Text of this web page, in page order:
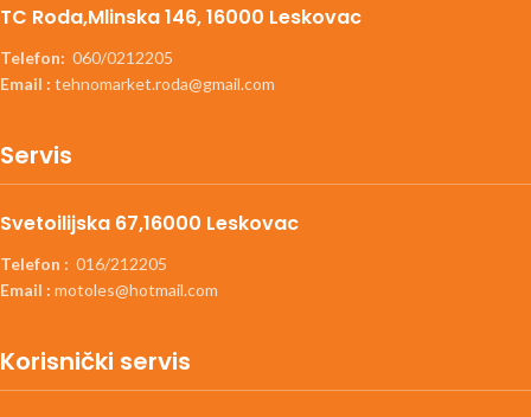
TC Roda,Mlinska 146, 16000 Leskovac
Telefon: 060/0212205
Email : tehnomarket.roda@gmail.com
Servis
Svetoilijska 67,16000 Leskovac
Telefon : 016/212205
Email : motoles@hotmail.com
Korisnički servis